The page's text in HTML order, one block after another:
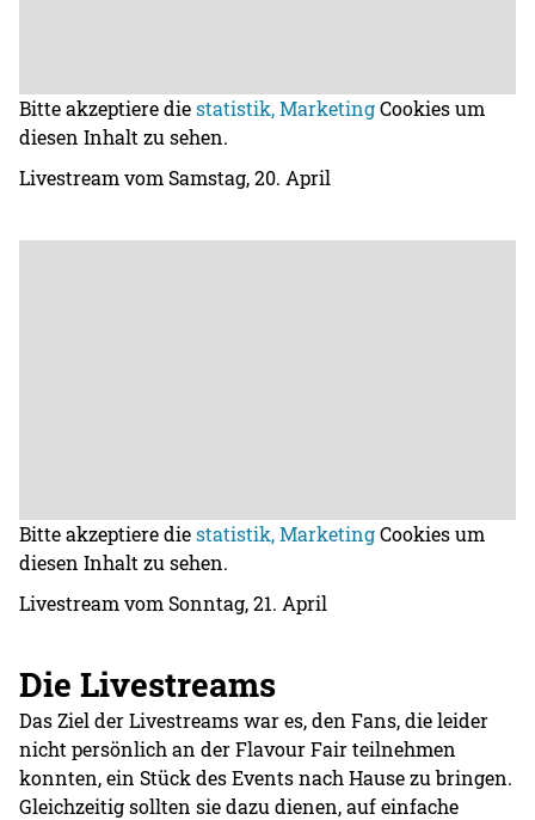
Bitte akzeptiere diestatistik, MarketingCookies um
diesen Inhalt zu sehen.
Livestream vom Samstag, 20. April
Bitte akzeptiere diestatistik, MarketingCookies um
diesen Inhalt zu sehen.
Livestream vom Sonntag, 21. April
Die Livestreams
Das Ziel der Livestreams war es, den Fans, die leider
nicht persönlich an der Flavour Fair teilnehmen
konnten, ein Stück des Events nach Hause zu bringen.
Gleichzeitig sollten sie dazu dienen, auf einfache